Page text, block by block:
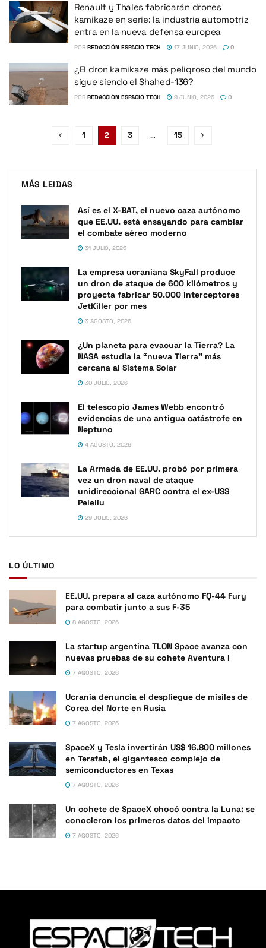
Renault y Thales fabricarán drones
kamikaze en serie: la industria automotriz
entra en la nueva defensa europea
POR REDACCIÓN ESPACIO TECH 17 JUNIO, 2026 0
¿El dron kamikaze más peligroso del mundo
sigue siendo el Shahed-136?
POR REDACCIÓN ESPACIO TECH 9 JUNIO, 2026 0
1 2 3 … 15
MÁS LEIDAS
Así es el X-BAT, el nuevo caza autónomo
que EE.UU. está ensayando para cambiar
el combate aéreo moderno
31 JULIO, 2026
La empresa ucraniana SkyFall produce
un dron de ataque de 600 kilómetros y
proyecta fabricar 50.000 interceptores
JetKiller por mes
3 AGOSTO, 2026
¿Un planeta para evacuar la Tierra? La
NASA estudia la “nueva Tierra” más
cercana al Sistema Solar
30 JULIO, 2026
El telescopio James Webb encontró
evidencias de una antigua catástrofe en
Neptuno
4 AGOSTO, 2026
La Armada de EE.UU. probó por primera
vez un dron naval de ataque
unidireccional GARC contra el ex-USS
Peleliu
29 JULIO, 2026
LO ÚLTIMO
EE.UU. prepara al caza autónomo FQ-44 Fury
para combatir junto a sus F-35
8 AGOSTO, 2026
La startup argentina TLON Space avanza con
nuevas pruebas de su cohete Aventura I
7 AGOSTO, 2026
Ucrania denuncia el despliegue de misiles de
Corea del Norte en Rusia
7 AGOSTO, 2026
SpaceX y Tesla invertirán US$ 16.800 millones
en Terafab, el gigantesco complejo de
semiconductores en Texas
7 AGOSTO, 2026
Un cohete de SpaceX chocó contra la Luna: se
conocieron los primeros datos del impacto
7 AGOSTO, 2026